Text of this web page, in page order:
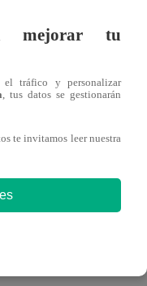
edad. Lo resaltante
entre los que
mejorar tu
tráfico y personalizar
, tus datos se gestionarán
te invitamos leer nuestra